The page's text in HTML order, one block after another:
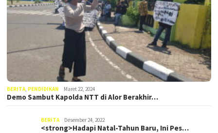
BERITA, PENDIDIKAN Maret 22, 2024
Demo Sambut Kapolda NTT di Alor Berakhir…
BERITA Desember 24, 2022
<strong>Hadapi Natal-Tahun Baru, Ini Pes…